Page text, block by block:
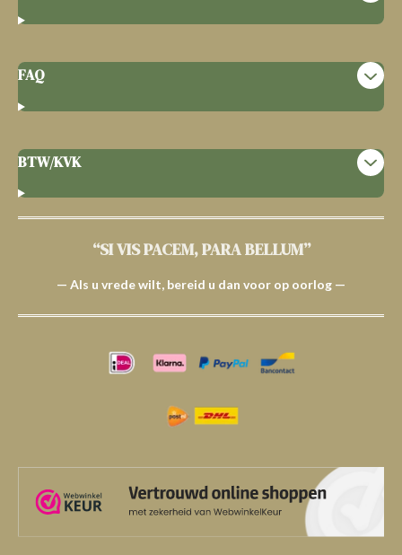
FAQ
BTW/KVK
“SI VIS PACEM, PARA BELLUM”
— Als u vrede wilt, bereid u dan voor op oorlog —